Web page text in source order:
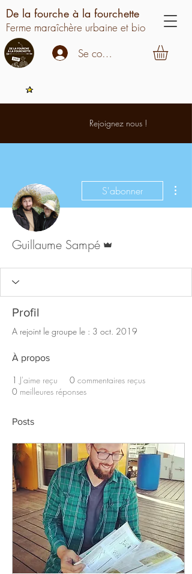
De la fourche à la fourchette
Ferme maraîchère urbaine et bio
Se connecter
Rejoignez nous !
S'abonner
Guillaume Sampé
Profil
A rejoint le groupe le : 3 oct. 2019
À propos
1 J'aime reçu 0 commentaires reçus
0 meilleures réponses
Posts